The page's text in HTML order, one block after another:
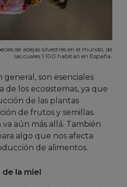
de abejas silvestres en el mundo, de
las cuales 1.100 habitan en España.
general, son esenciales
de los ecosistemas, ya que
de las plantas
de frutos y semillas.
aún más allá. También
algo que nos afecta
de alimentos.
de la miel